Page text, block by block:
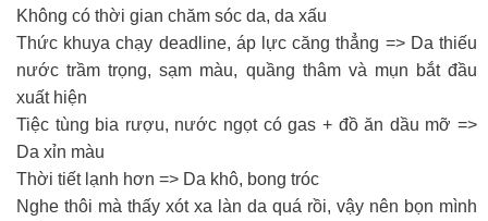
Không có thời gian chăm sóc da, da xấu
Thức khuya chạy deadline, áp lực căng thẳng => Da thiếu
nước trầm trọng, sạm màu, quầng thâm và mụn bắt đầu
xuất hiện
Tiệc tùng bia rượu, nước ngọt có gas + đồ ăn dầu mỡ =>
Da xỉn màu
Thời tiết lạnh hơn => Da khô, bong tróc
Nghe thôi mà thấy xót xa làn da quá rồi, vậy nên bọn mình